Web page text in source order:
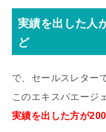
実績を出した人
ど
で、セールスレター
このエキスパエージ
実績を出した方が